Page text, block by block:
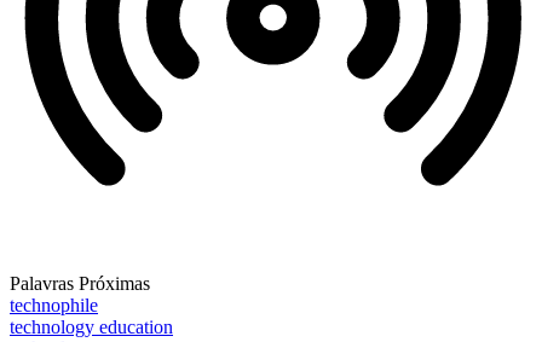
Palavras Próximas
technophile
technology education